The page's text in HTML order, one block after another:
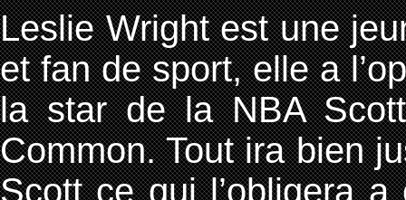
Leslie Wright est une
et fan de sport, elle a
la star de la NBA
Common. Tout ira bien
Scott ce qui l’obligera